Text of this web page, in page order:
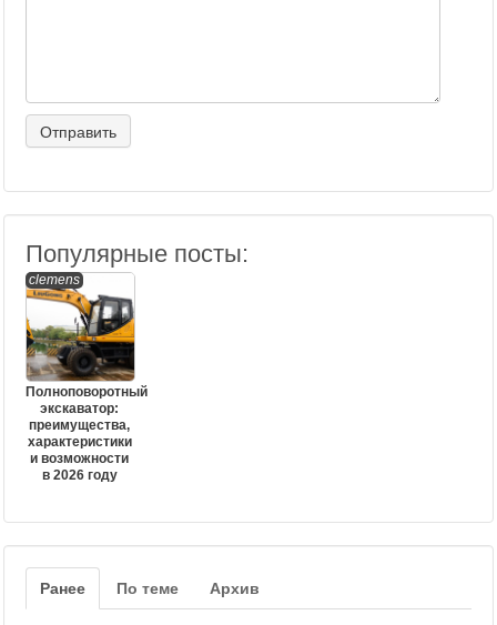
Популярные посты:
clemens
Полноповоротный
экскаватор:
преимущества,
характеристики
и возможности
в 2026 году
Ранее По теме Архив